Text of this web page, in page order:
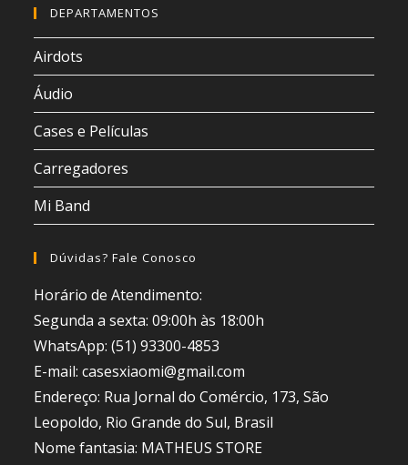
DEPARTAMENTOS
Airdots
Áudio
Cases e Películas
Carregadores
Mi Band
Dúvidas? Fale Conosco
Horário de Atendimento:
Segunda a sexta: 09:00h às 18:00h
WhatsApp: (51) 93300-4853
E-mail: casesxiaomi@gmail.com
Endereço: Rua Jornal do Comércio, 173, São
Leopoldo, Rio Grande do Sul, Brasil
Nome fantasia: MATHEUS STORE